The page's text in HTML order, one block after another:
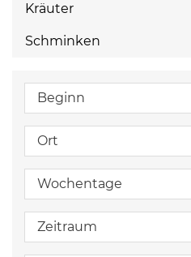
Kräuter
Schminken
Beginn
Ort
Wochentage
Zeitraum